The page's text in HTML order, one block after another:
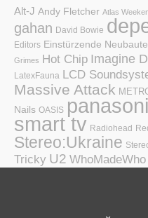
Alt-J Andy Fletcher Atlas
gahan David Bowie
Editors Einstürzende
Grimes Hot Chip Imagine
LatexFauna LCD
Massive Attack
Nails OASIS
smart tv Radiohead
Stereo:Ukraine
Tricky U2 WhoMadeWho